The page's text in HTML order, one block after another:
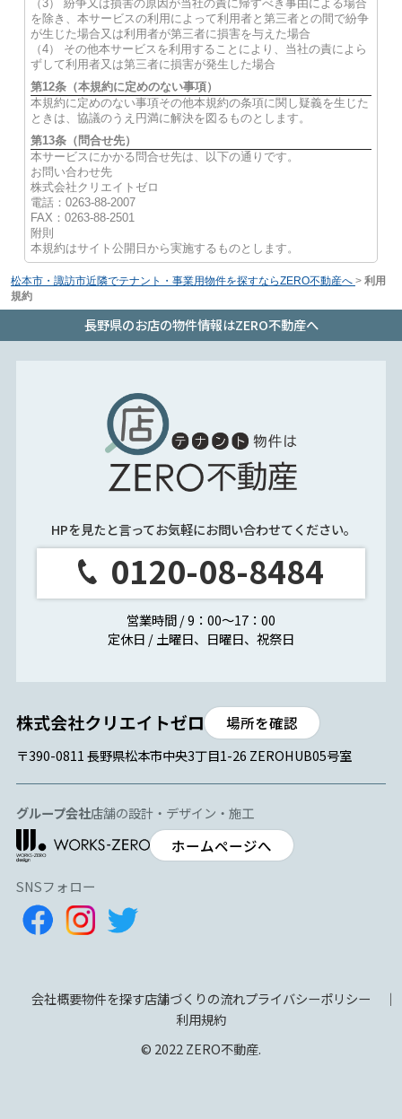
（3） 紛争又は損害の原因が当社の責に帰すべき事由による場合
を除き、本サービスの利用によって利用者と第三者との間で紛争
が生じた場合又は利用者が第三者に損害を与えた場合
（4） その他本サービスを利用することにより、当社の責によら
ずして利用者又は第三者に損害が発生した場合
第12条（本規約に定めのない事項）
本規約に定めのない事項その他本規約の条項に関し疑義を生じた
ときは、協議のうえ円満に解決を図るものとします。
第13条（問合せ先）
本サービスにかかる問合せ先は、以下の通りです。
お問い合わせ先
株式会社クリエイトゼロ
電話：0263-88-2007
FAX：0263-88-2501
附則
本規約はサイト公開日から実施するものとします。
松本市・諏訪市近隣でテナント・事業用物件を探すならZERO不動産へ > 利用
規約
長野県のお店の物件情報はZERO不動産へ
HPを見たと言ってお気軽にお問い合わせてください。
0120-08-8484
営業時間 / 9：00～17：00
定休日 / 土曜日、日曜日、祝祭日
場所を確認
〒390-0811 長野県松本市中央3丁目1-26 ZEROHUB05号室
グループ会社店舗の設計・デザイン・施工
ホームページへ
SNSフォロー
会社概要物件を探す店舗づくりの流れプライバシーポリシー
利用規約
© 2022 ZERO不動産.